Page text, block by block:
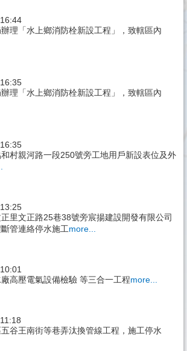
理「水上鄉消防栓新設工程」，致轄區內
理「水上鄉消防栓新設工程」，致轄區內
村親河路一段250號旁工地用戶新設表位及外
里文正路25巷38號旁宸揚建設開發有限公司
管連絡停水施工more...
高壓電氣設備檢驗 等三合一工程more...
谷王南街等巷弄汰換管線工程，施工停水